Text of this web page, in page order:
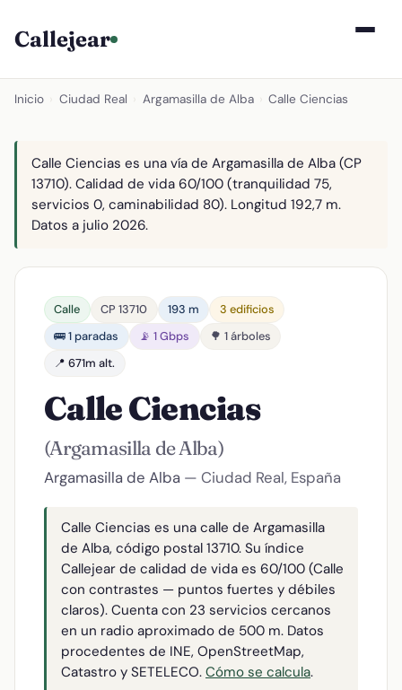
Callejear
Inicio Ciudad Real Argamasilla de Alba Calle Ciencias
Calle Ciencias es una vía de Argamasilla de Alba (CP
13710). Calidad de vida 60/100 (tranquilidad 75,
servicios 0, caminabilidad 80). Longitud 192,7 m.
Datos a julio 2026.
Calle CP 13710 193 m
3 edificios
🚌 1 paradas
📡 1 Gbps
🌳 1 árboles
📍 671m alt.
Calle Ciencias
(Argamasilla de Alba)
Argamasilla de Alba — Ciudad Real, España
Calle Ciencias es una calle de Argamasilla
de Alba, código postal 13710. Su índice
Callejear de calidad de vida es 60/100 (Calle
con contrastes — puntos fuertes y débiles
claros). Cuenta con 23 servicios cercanos
en un radio aproximado de 500 m. Datos
procedentes de INE, OpenStreetMap,
Catastro y SETELECO. Cómo se calcula.